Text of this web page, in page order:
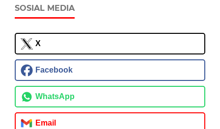
SOSIAL MEDIA
X
Facebook
WhatsApp
Email